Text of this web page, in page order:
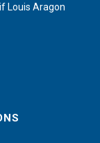
Louis Aragon